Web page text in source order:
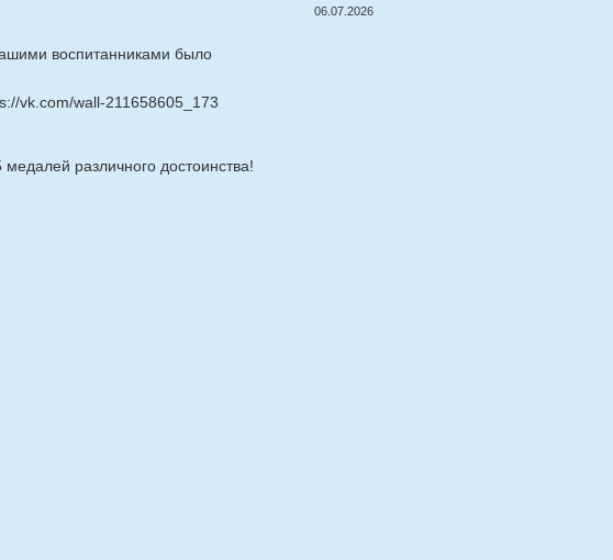
воспитанниками было
vk.com/wall-211658605_173
различного достоинства!
06.07.2026